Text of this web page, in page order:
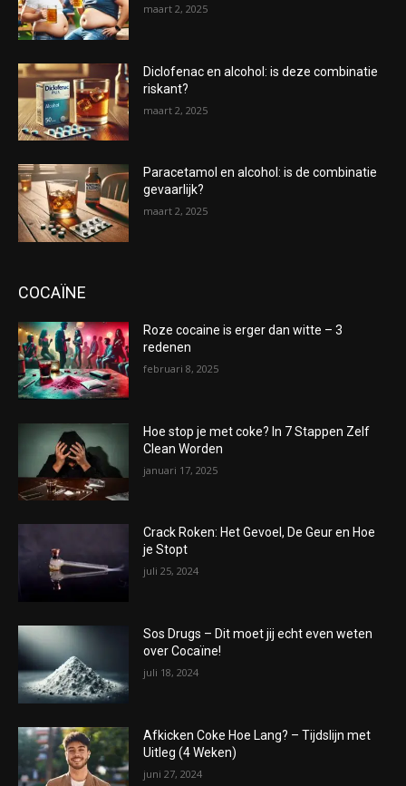
maart 2, 2025
Diclofenac en alcohol: is deze combinatie
riskant?
maart 2, 2025
Paracetamol en alcohol: is de combinatie
gevaarlijk?
maart 2, 2025
COCAÏNE
Roze cocaine is erger dan witte – 3
redenen
februari 8, 2025
Hoe stop je met coke? In 7 Stappen Zelf
Clean Worden
januari 17, 2025
Crack Roken: Het Gevoel, De Geur en Hoe
je Stopt
juli 25, 2024
Sos Drugs – Dit moet jij echt even weten
over Cocaïne!
juli 18, 2024
Afkicken Coke Hoe Lang? – Tijdslijn met
Uitleg (4 Weken)
juni 27, 2024